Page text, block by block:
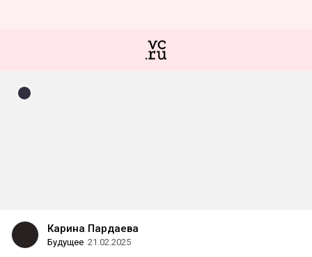
Карина Пардаева
Будущее 21.02.2025